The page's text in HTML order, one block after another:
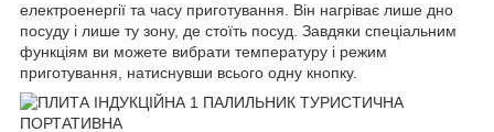
електроенергії та часу приготування. Він нагріває лише дно
посуду і лише ту зону, де стоїть посуд. Завдяки спеціальним
функціям ви можете вибрати температуру і режим
приготування, натиснувши всього одну кнопку.